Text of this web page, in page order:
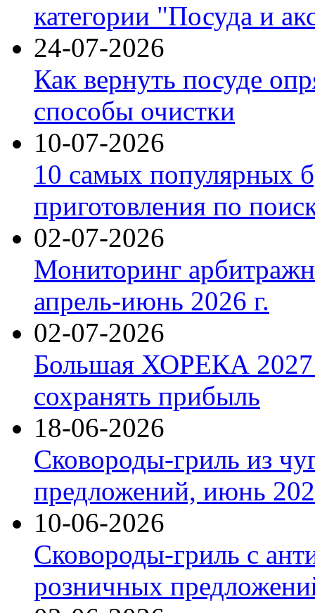
категории "Посуда и
24-07-2026
Как вернуть посуде
способы очистки
10-07-2026
10 самых популярных
приготовления по
02-07-2026
Мониторинг
апрель-июнь 2026 г.
02-07-2026
Большая ХОРЕКА 2027:
сохранять прибыль
18-06-2026
Сковороды-гриль из
предложений, июнь
10-06-2026
Сковороды-гриль с
розничных